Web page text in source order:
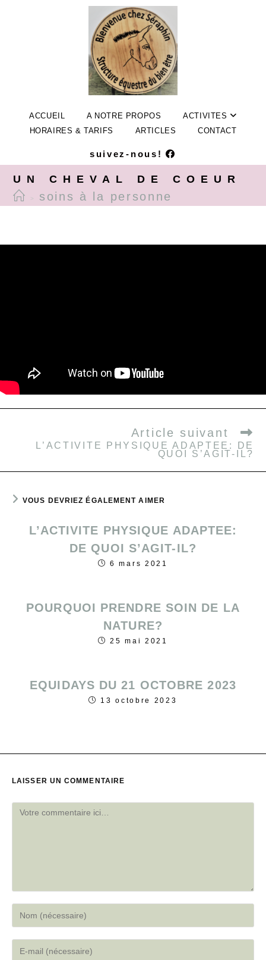
ACCUEIL A NOTRE PROPOS
ACTIVITES
HORAIRES & TARIFS
ARTICLES CONTACT
suivez-nous!
UN CHEVAL DE COEUR
> soins à la personne
Article suivant
L’ACTIVITE PHYSIQUE ADAPTEE: DE
QUOI S’AGIT-IL?
VOUS DEVRIEZ ÉGALEMENT AIMER
L’ACTIVITE PHYSIQUE ADAPTEE:
DE QUOI S’AGIT-IL?
6 mars 2021
POURQUOI PRENDRE SOIN DE LA
NATURE?
25 mai 2021
EQUIDAYS DU 21 OCTOBRE 2023
13 octobre 2023
LAISSER UN COMMENTAIRE